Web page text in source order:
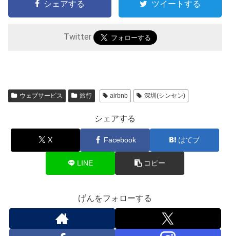
シェアする ツイートする
Twitter
ウェブサービス 旅行 airbnb 深圳(シンセン)
シェアする
X Facebook はてブ
LINE コピー
げんをフォローする